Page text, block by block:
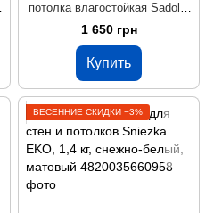
потолка влагостойкая Sadolin
Vatrum, 1 л, белый
1 650 грн
Купить
ВЕСЕННИЕ СКИДКИ −3%